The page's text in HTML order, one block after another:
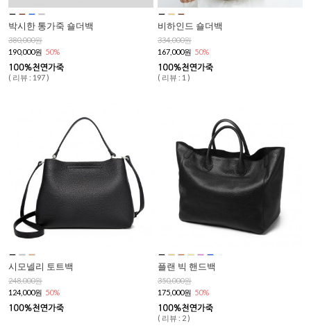
박시한 통가죽 숄더백
380,000원
190,000원 50%
( 리뷰 : 197 )
비하인드 숄더백
334,000원
167,000원 50%
( 리뷰 : 1 )
시모넬리 토트백
248,000원
124,000원 50%
플랜 빅 핸드백
350,000원
175,000원 50%
( 리뷰 : 2 )